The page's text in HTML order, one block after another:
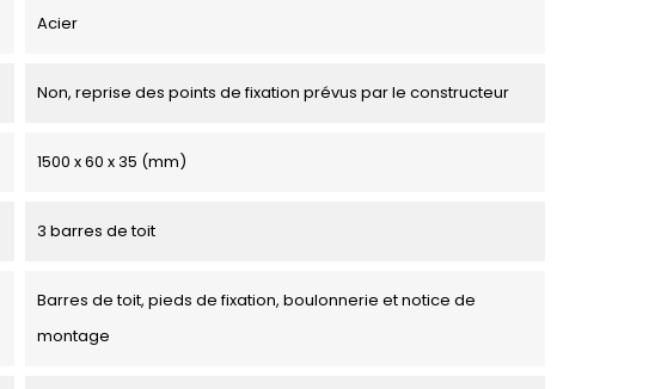
Acier
Non, reprise des points de fixation prévus par le constructeur
1500 x 60 x 35 (mm)
3 barres de toit
Barres de toit, pieds de fixation, boulonnerie et notice de
montage